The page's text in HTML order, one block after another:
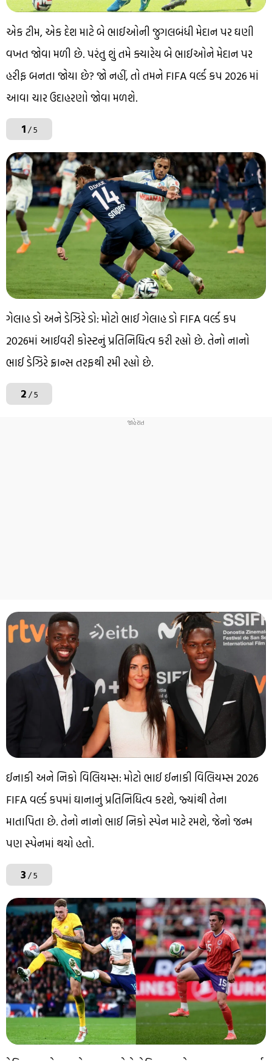
એક ટીમ, એક દેશ માટે બે ભાઈઓની જુગલબંધી મેદાન પર ઘણી
વખત જોવા મળી છે. પરંતુ શું તમે ક્યારેય બે ભાઈઓને મેદાન પર
હરીફ બનતા જોયા છે? જો નહીં, તો તમને FIFA વર્લ્ડ કપ 2026 માં
આવા ચાર ઉદાહરણો જોવા મળશે.
1/ 5
ગેલાહ ડો અને ડેઝિરે ડો: મોટો ભાઈ ગેલાહ ડો FIFA વર્લ્ડ કપ
2026માં આઈવરી કોસ્ટનું પ્રતિનિધિત્વ કરી રહ્યો છે. તેનો નાનો
ભાઈ ડેઝિરે ફ્રાન્સ તરફથી રમી રહ્યો છે.
2/ 5
ઈનાકી અને નિકો વિલિયમ્સ: મોટો ભાઈ ઈનાકી વિલિયમ્સ 2026
FIFA વર્લ્ડ કપમાં ઘાનાનું પ્રતિનિધિત્વ કરશે, જ્યાંથી તેના
માતાપિતા છે. તેનો નાનો ભાઈ નિકો સ્પેન માટે રમશે, જેનો જન્મ
પણ સ્પેનમાં થયો હતો.
3/ 5